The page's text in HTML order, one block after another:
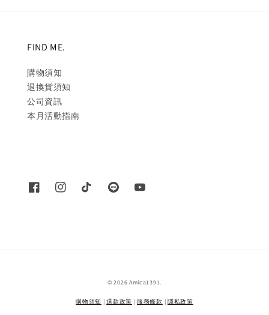
FIND ME.
購物須知
退換貨須知
公司資訊
本月活動指南
© 2026 Amica1391.
購物須知 |退款政策 | 服務條款 | 隱私政策